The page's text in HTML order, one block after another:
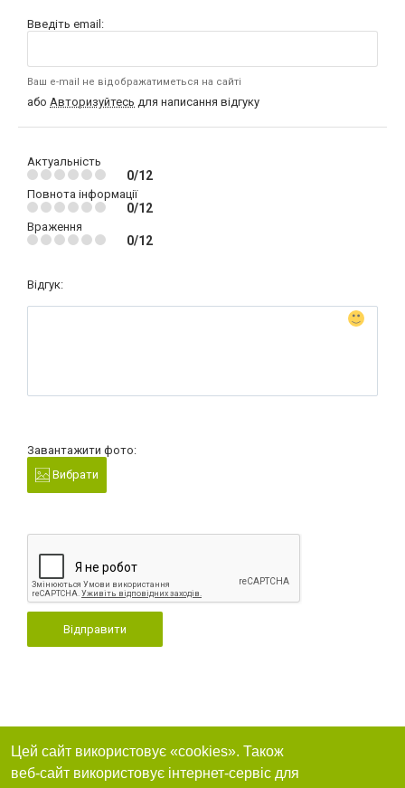
Введіть email:
Ваш e-mail не відображатиметься на сайті
або Авторизуйтесь для написання відгуку
Актуальність
0/12
Повнота інформації
0/12
Враження
0/12
Відгук:
Завантажити фото:
Вибрати
Відправити
Цей сайт використовує «cookies». Також
веб-сайт використовує інтернет-сервіс для